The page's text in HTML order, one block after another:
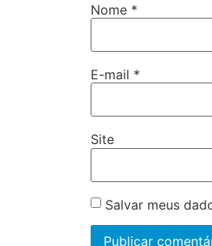
Nome *
E-mail *
Site
Salvar meus